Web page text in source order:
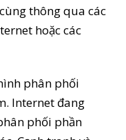
thông qua các
hoặc các
phân phối
Internet đang
phối phần